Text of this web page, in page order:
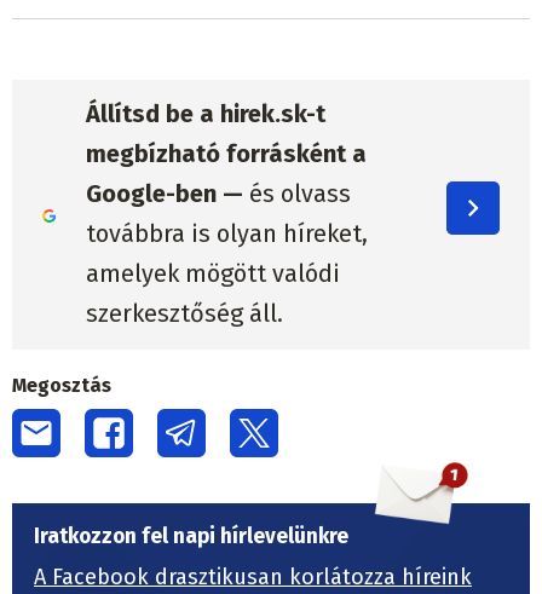
Állítsd be a hirek.sk-t
megbízható forrásként a
Google-ben — és olvass
továbbra is olyan híreket,
amelyek mögött valódi
szerkesztőség áll.
Megosztás
Iratkozzon fel napi hírlevelünkre
A Facebook drasztikusan korlátozza híreink